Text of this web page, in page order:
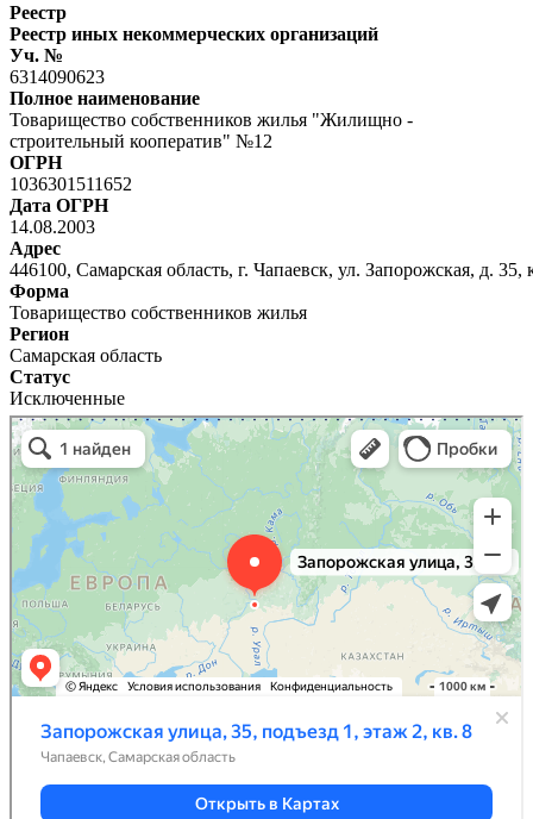
Реестр
Реестр иных некоммерческих организаций
Уч. №
6314090623
Полное наименование
Товарищество собственников жилья "Жилищно -
строительный кооператив" №12
ОГРН
1036301511652
Дата ОГРН
14.08.2003
Адрес
446100, Самарская область, г. Чапаевск, ул. Запорожская, д. 35,
Форма
Товарищество собственников жилья
Регион
Самарская область
Статус
Исключенные